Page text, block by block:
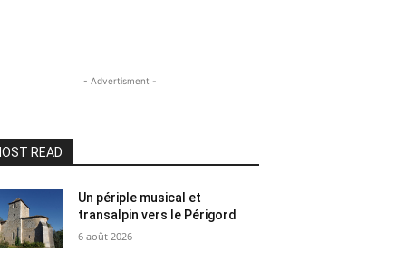
- Advertisment -
READ
Un périple musical et
transalpin vers le Périgord
6 août 2026